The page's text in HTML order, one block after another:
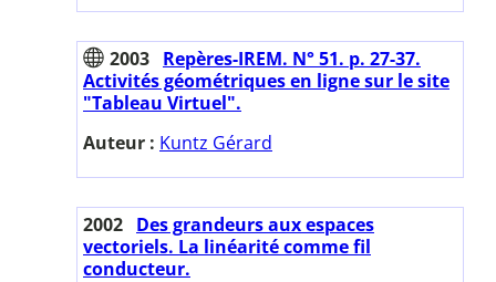
2003 Repères-IREM. N° 51. p. 27-37.
Activités géométriques en ligne sur le site
"Tableau Virtuel".
Auteur : Kuntz Gérard
2002 Des grandeurs aux espaces
vectoriels. La linéarité comme fil
conducteur.